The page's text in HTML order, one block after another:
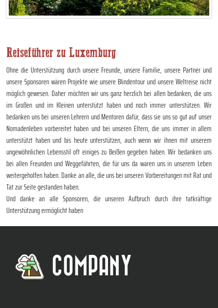
Reiseführer zu Luxemburg
Ohne die Unterstützung durch unsere Freunde, unsere Familie, unsere Partner und
unsere Sponsoren wären Projekte wie unsere Blindentour und unsere Weltreise nicht
möglich gewesen. Daher möchten wir uns ganz herzlich bei allen bedanken, die uns
im Großen und im Kleinen unterstützt haben und noch immer unterstützen. Wir
bedanken uns bei unseren Lehrern und Mentoren dafür, dass sie uns so gut auf unser
Nomadenleben vorbereitet haben und bei unseren Eltern, die uns immer in allem
unterstützt haben und bis heute unterstützen, auch wenn wir ihnen mit unserem
ungewöhnlichen Lebensstil oft einiges zu Beißen gegeben haben. Wir bedanken uns
bei allen Freunden und Weggefährten, die für uns da waren uns in unserem Leben
weitergeholfen haben. Danke an alle, die uns bei unseren Vorbereitungen mit Rat und
Tat zur Seite gestanden haben.
Und danke an alle Sponsoren, die unseren Aufbruch durch ihre tatkräftige
Unterstützung ermöglicht haben
COMPANY